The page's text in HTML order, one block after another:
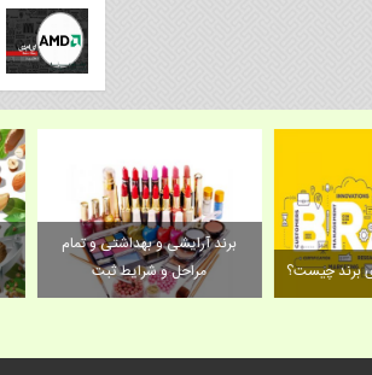
برند آرایشی و بهداشتی و تمام
مراحل و شرایط ثبت
برند چیست؟